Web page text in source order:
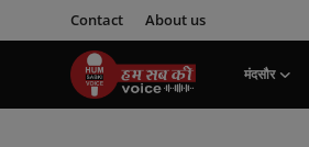
Contact About us
मंदसौर